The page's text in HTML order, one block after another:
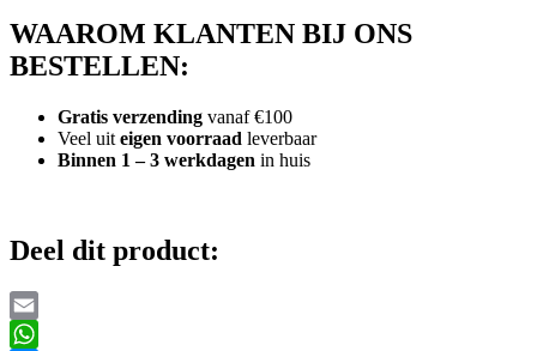
WAAROM KLANTEN BIJ ONS
BESTELLEN:
Gratis verzending vanaf €100
Veel uit eigen voorraad leverbaar
Binnen 1 – 3 werkdagen in huis
Deel dit product:
Email